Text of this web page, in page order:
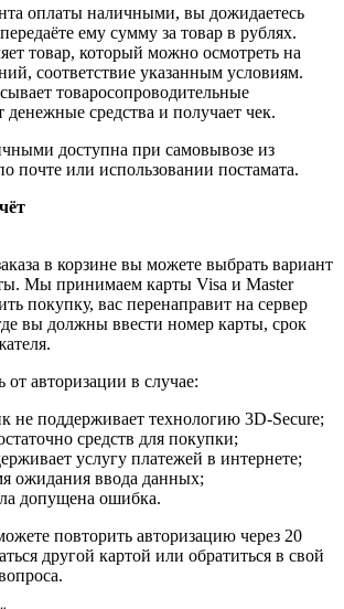
оплаты наличными, вы дожидаетесь
ему сумму за товар в рублях.
товар, который можно осмотреть на
соответствие указанным условиям.
товаросопроводительные
средства и получает чек.
доступна при самовывозе из
почте или использовании постамата.
в корзине вы можете выбрать вариант
Мы принимаем карты Visa и Master
покупку, вас перенаправит на сервер
вы должны ввести номер карты, срок
от авторизации в случае:
не поддерживает технологию 3D-Secure;
средств для покупки;
услугу платежей в интернете;
ожидания ввода данных;
допущена ошибка.
повторить авторизацию через 20
другой картой или обратиться в свой